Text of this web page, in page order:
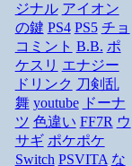
ジナル アイオン
の鍵 PS4 PS5 チョ
コミント B.B. ポ
ケスリ エナジー
ドリンク 刀剣乱
舞 youtube
ドーナ
ツ 色違い FF7R ウ
サギ ポケポケ
Switch PSVITA な